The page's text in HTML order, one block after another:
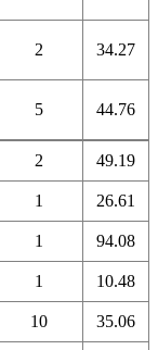
2 34.27
5 44.76
2 49.19
1 26.61
1 94.08
1 10.48
10 35.06